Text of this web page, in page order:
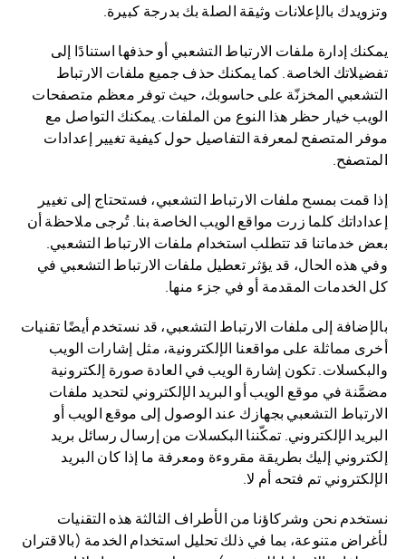
وتزويدك بالإعلانات وثيقة الصلة بك بدرجة كبيرة.
يمكنك إدارة ملفات الارتباط التشعبي أو حذفها استنادًا إلى
تفضيلاتك الخاصة. كما يمكنك حذف جميع ملفات الارتباط
التشعبي المخزنّة على حاسوبك، حيث توفر معظم متصفحات
الويب خيار حظر هذا النوع من الملفات. يمكنك التواصل مع
موفر المتصفح لمعرفة التفاصيل حول كيفية تغيير إعدادات
المتصفح.
إذا قمت بمسح ملفات الارتباط التشعبي، فستحتاج إلى تغيير
إعداداتك كلما زرت مواقع الويب الخاصة بنا. تُرجى ملاحظة أن
بعض خدماتنا قد تتطلب استخدام ملفات الارتباط التشعبي.
وفي هذه الحال، قد يؤثر تعطيل ملفات الارتباط التشعبي في
كل الخدمات المقدمة أو في جزء منها.
بالإضافة إلى ملفات الارتباط التشعبي، قد نستخدم أيضًا تقنيات
أخرى مماثلة على مواقعنا الإلكترونية، مثل إشارات الويب
والبكسلات. تكون إشارة الويب في العادة صورة إلكترونية
مضمَّنة في موقع الويب أو البريد الإلكتروني لتحديد ملفات
الارتباط التشعبي بجهازك عند الوصول إلى موقع الويب أو
البريد الإلكتروني. تمكّننا البكسلات من إرسال رسائل بريد
إلكتروني إليك بطريقة مقروءة ومعرفة ما إذا كان البريد
الإلكتروني تم فتحه أم لا.
نستخدم نحن وشركاؤنا من الأطراف الثالثة هذه التقنيات
لأغراض متنوعة، بما في ذلك تحليل استخدام الخدمة (بالاقتران